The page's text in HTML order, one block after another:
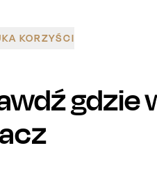
KORZYŚCI
gdzie